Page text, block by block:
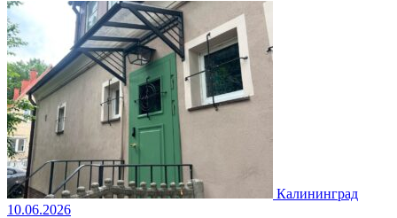
Калининград
10.06.2026